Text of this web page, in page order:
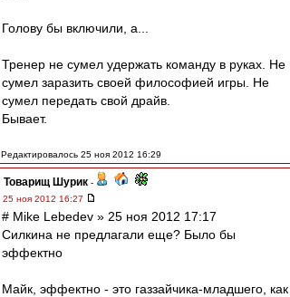
Голову бы включили, а...
Тренер не сумел удержать команду в руках. Не
сумел заразить своей философией игры. Не
сумел передать свой драйв.
Бывает.
Редактировалось 25 ноя 2012 16:29
Товарищ Шурик -
25 ноя 2012 16:27
# Mike Lebedev » 25 ноя 2012 17:17
Силкина не предлагали еще? Было бы
эффектно
Майк, эффектно - это газзайчика-младшего, как